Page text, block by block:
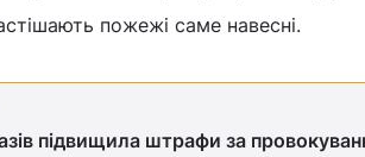
пожежі саме навесні.
підвищила штрафи за